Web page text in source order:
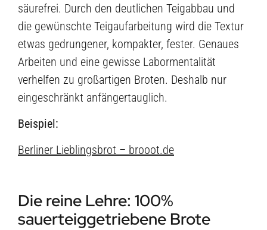
säurefrei. Durch den deutlichen Teigabbau und
die gewünschte Teigaufarbeitung wird die Textur
etwas gedrungener, kompakter, fester. Genaues
Arbeiten und eine gewisse Labormentalität
verhelfen zu großartigen Broten. Deshalb nur
eingeschränkt anfängertauglich.
Beispiel:
Berliner Lieblingsbrot – brooot.de
Die reine Lehre: 100%
sauerteiggetriebene Brote